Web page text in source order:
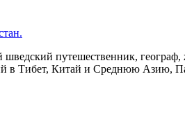
путешественник,
в Тибет, Китай и Среднюю Азию,